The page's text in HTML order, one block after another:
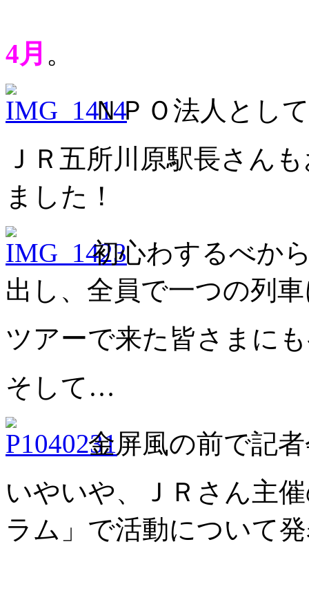
4月 。
ＮＰＯ法人とし
ＪＲ五所川原駅長さん
ました！
初心わするべか
出し、全員で一つの列
ツアーで来た皆さまに
そして…
金屏風の前で記者
いやいや、ＪＲさん主
ラム」で活動について